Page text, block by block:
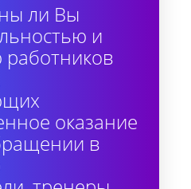
ли Вы
и
оказание
в